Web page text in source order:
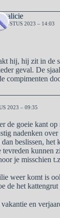
2023 – 14:03
hij, hij zit in de
geval. De
compimenten
2023 – 09:35
de goeie kant op
nadenken
beslissen, het
tevreden kunnen
je misschien
weer komt is
de het
en